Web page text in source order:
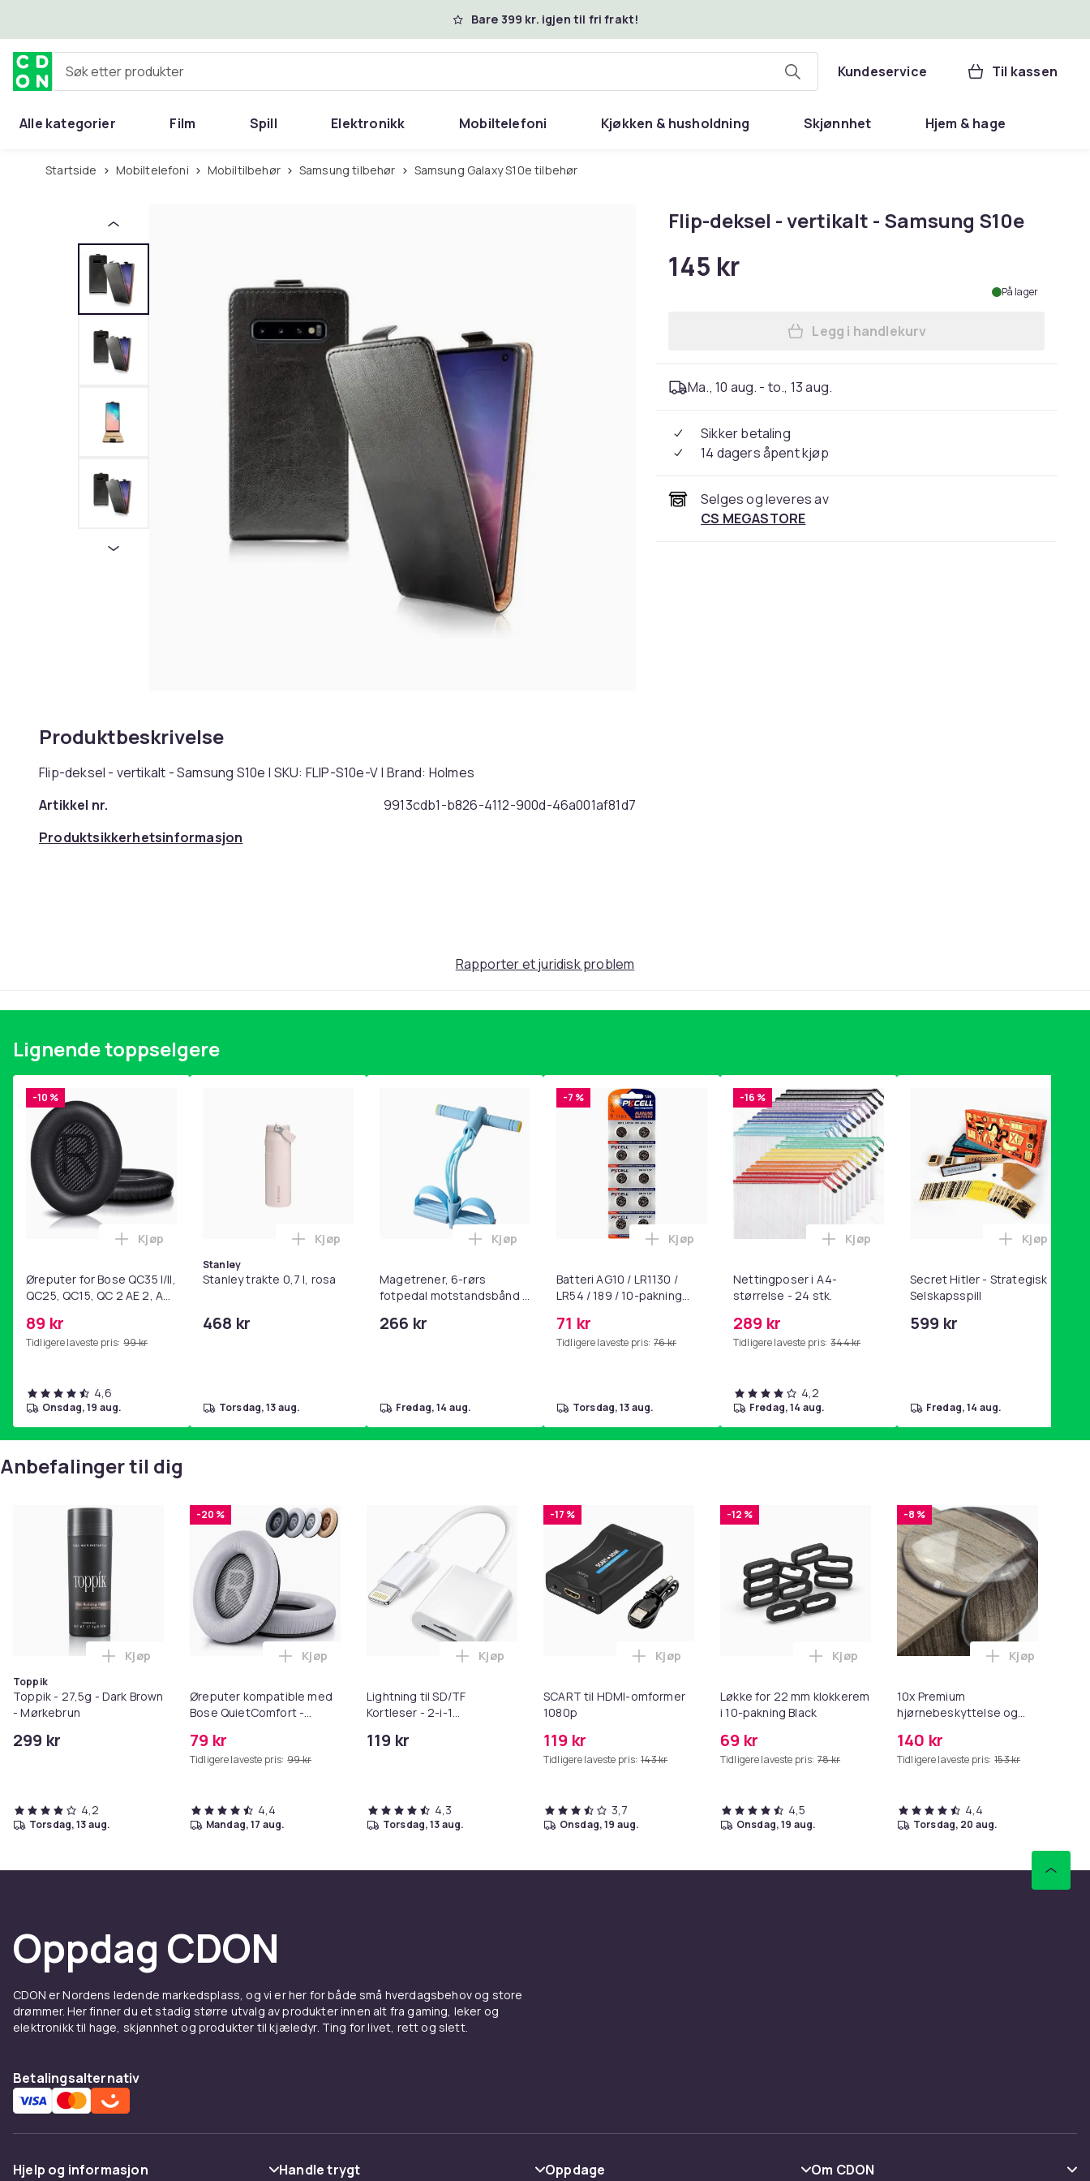
Bare 399 kr. igjen til fri frakt!
Søk etter produkter Kundeservice Til kassen
Alle kategorier Film Spill Elektronikk Mobiltelefoni Kjøkken & husholdning Skjønnhet Hjem & hage
Startside Mobiltelefoni Mobiltilbehør Samsung tilbehør Samsung Galaxy S10e tilbehør
Produktbeskrivelse
Flip-deksel - vertikalt - Samsung S10e | SKU: FLIP-S10e-V | Brand: Holmes
Artikkel nr.
9913cdb1-b826-4112-900d-46a001af81d7
Produktsikkerhetsinformasjon
Flip-deksel - vertikalt - Samsung S10e
145 kr
På lager
Legg Flip-deksel - vertikalt -
Legg i handlekurv
Ma., 10 aug. - to., 13 aug.
Sikker betaling
14 dagers åpent kjøp
Selges og leveres av
CS MEGASTORE
Rapporter et juridisk problem
Lignende toppselgere
-10 %
Øreputer for Bose QC35 I/II,
QC25, QC15, QC 2 AE 2, AE
SoundLink Black
89 kr
Tidligere laveste pris: 99 kr
Legg Øreputer for Bose QC35 I/II, QC25, QC15, QC 2 AE 2, AE 2i, AE 2w, SoundTrue, SoundLink Black i handlekurven
Kjøp
4,6
onsdag, 19 aug.
Stanley
Stanley trakte 0,7 l, rosa
468 kr
Legg Stanley trakte 0,7 l, rosa i handlekurven
Kjøp
torsdag, 13 aug.
Magetrener, 6-rørs
fotpedal motstandsbånd -
yoga og
266 kr
Legg Magetrener, 6-rørs fotpedal motstandsbånd - mage- og kjernetrening, yoga og
Kjøp
fredag, 14 aug.
-7 %
Batteri AG10 / LR1130 /
LR54 / 189 / 10-pakning
71 kr
Tidligere laveste pris: 76 kr
Legg Batteri AG10 / LR1130 / LR54 / 189 / 10-pakning PKcell i
Kjøp
torsdag, 13 aug.
-16 %
Nettingposer i A4-
størrelse - 24 stk.
289 kr
Tidligere laveste pris: 344 kr
Legg Nettingposer i A4-størrelse - 24
Kjøp
4,2
fredag, 14 aug.
Secret Hitler - Strategisk
Selskapsspill
599 kr
Legg
Kjøp
fredag, 14 aug.
Anbefalinger til dig
Toppik
Toppik - 27,5g - Dark Brown
- Mørkebrun
299 kr
Legg Toppik - 27,5g - Dark Brown - Mørkebrun i handlekurven
Kjøp
4,2
torsdag, 13 aug.
-20 %
Øreputer kompatible med
Bose QuietComfort -
Grå
79 kr
Tidligere laveste pris: 99 kr
Legg Øreputer kompatible med Bose QuietComfort - QC35/QC25/QC15/AE2 - Grå i handlekurven
Kjøp
4,4
mandag, 17 aug.
Lightning til SD/TF
Kortleser - 2-i-1
iPhone/iPad
119 kr
Legg Lightning til SD/TF Kortleser - 2-i-1 Minnekortadapter til iPhone/iPad i handlekurven
Kjøp
4,3
torsdag, 13 aug.
-17 %
SCART til HDMI-omformer
1080p
119 kr
Tidligere laveste pris: 143 kr
Legg SCART til HDMI-omformer 1080p i handlekurven
Kjøp
3,7
onsdag, 19 aug.
-12 %
Løkke for 22 mm klokkerem
i 10-pakning Black
69 kr
Tidligere laveste pris: 78 kr
Legg Løkke for 22 mm klokkerem i 10-
Kjøp
4,5
onsdag, 19 aug.
-8 %
10x Premium
hjørnebeskyttelse og
140 kr
Tidligere laveste pris: 153 kr
Legg 10x
Kjøp
4,4
torsdag, 20 aug.
Oppdag CDON
CDON er Nordens ledende markedsplass, og vi er her for både små hverdagsbehov og store
drømmer. Her finner du et stadig større utvalg av produkter innen alt fra gaming, leker og
elektronikk til hage, skjønnhet og produkter til kjæledyr. Ting for livet, rett og slett.
Betalingsalternativ
Hjelp og informasjon Handle trygt Oppdage
Om CDON